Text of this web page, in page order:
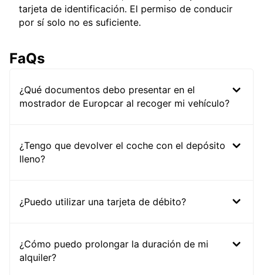
tarjeta de identificación. El permiso de conducir
por sí solo no es suficiente.
FaQs
¿Qué documentos debo presentar en el
mostrador de Europcar al recoger mi vehículo?
¿Tengo que devolver el coche con el depósito
lleno?
¿Puedo utilizar una tarjeta de débito?
¿Cómo puedo prolongar la duración de mi
alquiler?